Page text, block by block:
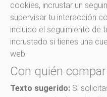
cookies, incrustar un
supervisar tu interacción
incluido el seguimiento de
incrustado si tienes una
web.
Con quién
Texto sugerido: Si